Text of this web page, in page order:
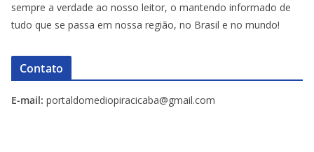
sempre a verdade ao nosso leitor, o mantendo informado de
tudo que se passa em nossa região, no Brasil e no mundo!
Contato
E-mail: portaldomediopiracicaba@gmail.com